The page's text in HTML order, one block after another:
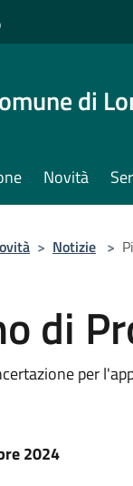
di
Novità
> Notizie >
di
per
2024